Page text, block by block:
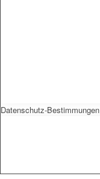
Datenschutz-Bestimmungen